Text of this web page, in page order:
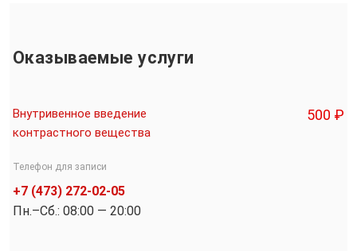
Оказываемые услуги
Внутривенное введение
контрастного вещества
500 ₽
Телефон для записи
+7 (473) 272-02-05
Пн.–Cб.: 08:00 — 20:00